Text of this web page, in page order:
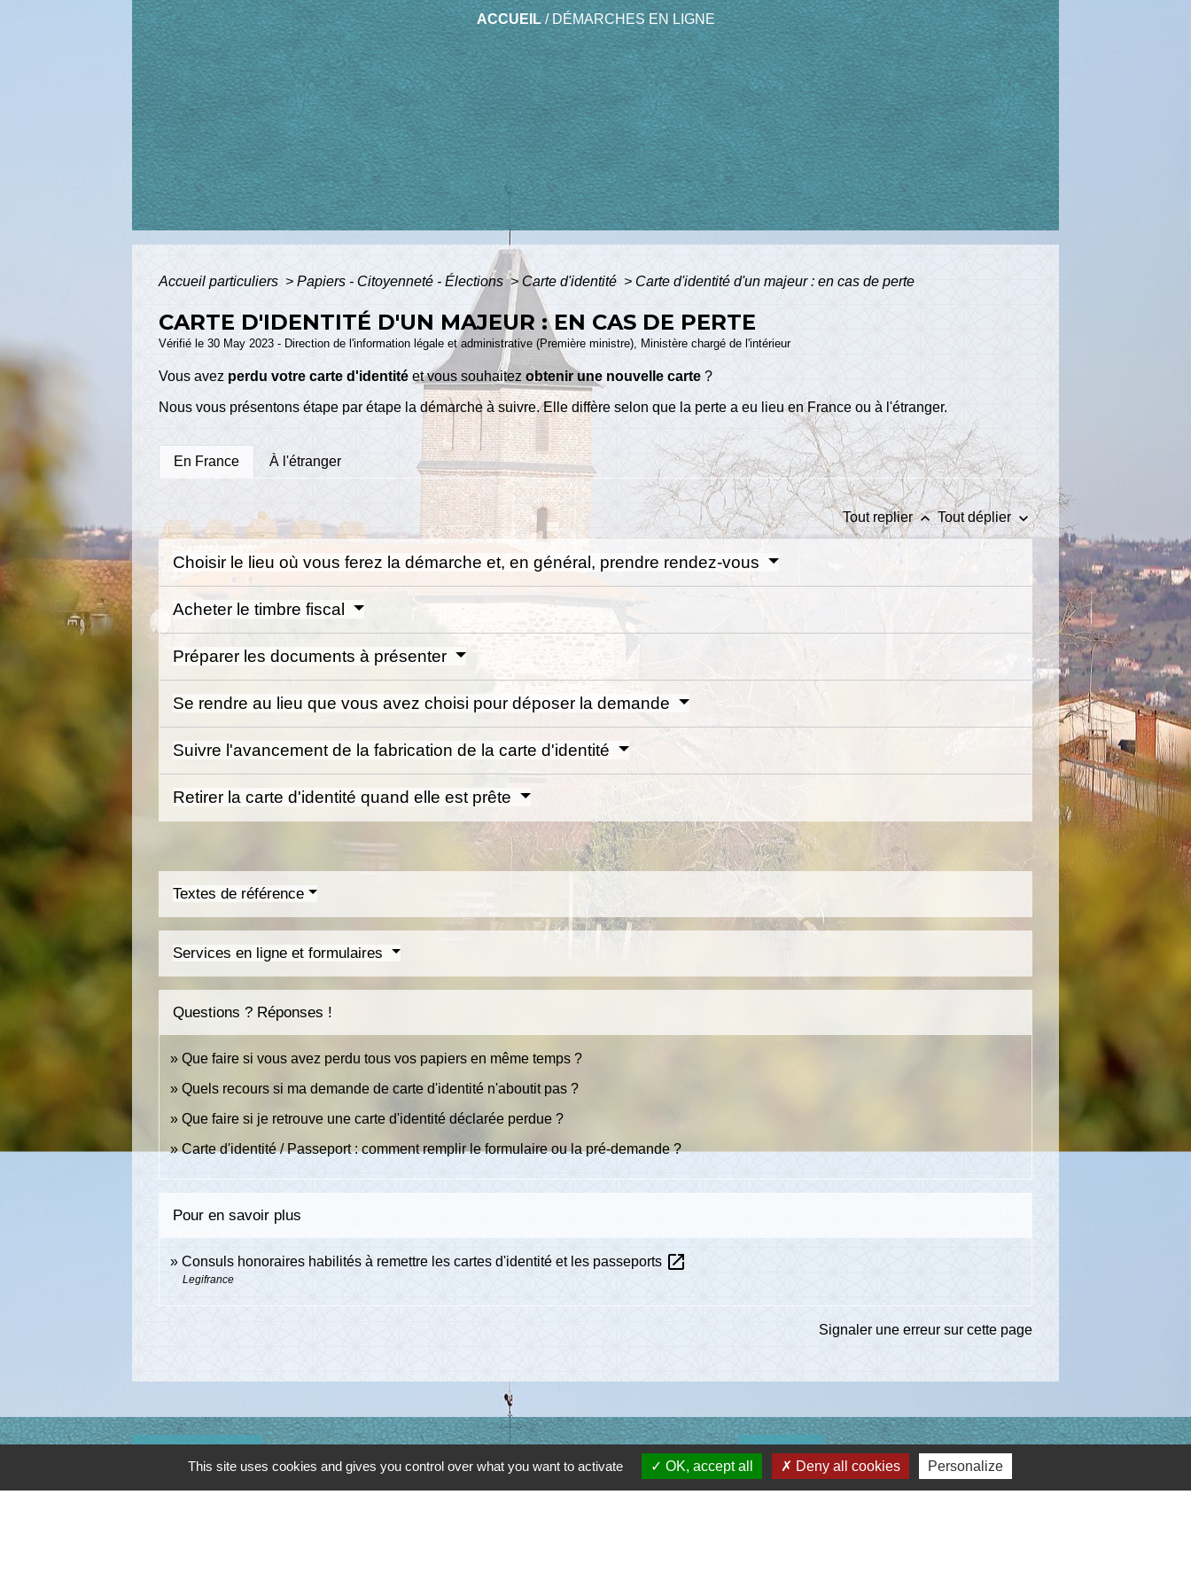
ACCUEIL/DÉMARCHES EN LIGNE
Accueil particuliers > Papiers - Citoyenneté - Élections> Carte d'identité > Carte d'identité d'un majeur : en cas de perte
CARTE D'IDENTITÉ D'UN MAJEUR : EN CAS DE PERTE
Vérifié le 30 May 2023 - Direction de l'information légale et administrative (Première ministre), Ministère chargé de l'intérieur
Vous avez perdu votre carte d'identité et vous souhaitezobtenir une nouvelle carte ?
Nous vous présentons étape par étape la démarche à suivre. Elle diffère selon que la perte a eu lieu en France ou à l'étranger.
En France À l'étranger
Tout replierkeyboard_arrow_up Tout déplierkeyboard_arrow_down
Choisir le lieu où vous ferez la démarche et, en général, prendre rendez-vous
Acheter le timbre fiscal
Préparer les documents à présenter
Se rendre au lieu que vous avez choisi pour déposer la demande
Suivre l'avancement de la fabrication de la carte d'identité
Retirer la carte d'identité quand elle est prête
Textes de référence
Services en ligne et formulaires
Questions ? Réponses !
Que faire si vous avez perdu tous vos papiers en même temps ?
Quels recours si ma demande de carte d'identité n'aboutit pas ?
Que faire si je retrouve une carte d'identité déclarée perdue ?
Carte d'identité / Passeport : comment remplir le formulaire ou la pré-demande ?
Pour en savoir plus
Consuls honoraires habilités à remettre les cartes d'identité et les passeports open_in_new
Legifrance
Signaler une erreur sur cette page
Contacts Liens
This site uses cookies and gives you control over what you want to activate OK, accept all Deny all cookies Personalize